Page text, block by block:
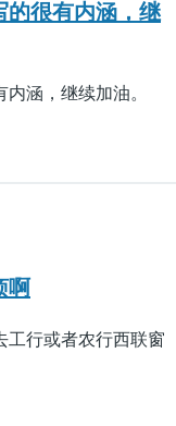
在
这
google
广
的很有内涵，继
涵，继续加油。
啊
工行或者农行西联窗